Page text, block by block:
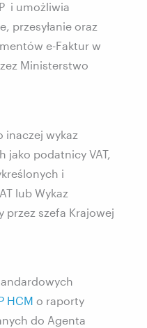
i umożliwia
przesyłanie oraz
e-Faktur w
Ministerstwo
inaczej wykaz
jako podatnicy VAT,
i
lub Wykaz
przez szefa Krajowej
HCM o raporty
do Agenta